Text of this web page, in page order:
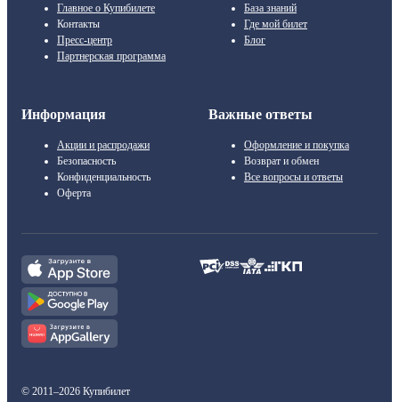
Главное о Купибилете
Контакты
Пресс-центр
Партнерская программа
База знаний
Где мой билет
Блог
Информация
Акции и распродажи
Безопасность
Конфиденциальность
Оферта
Важные ответы
Оформление и покупка
Возврат и обмен
Все вопросы и ответы
© 2011–2026 Купибилет